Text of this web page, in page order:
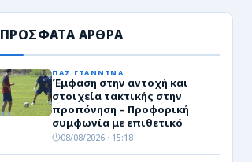
ΠΡΟΣΦΑΤΑ ΑΡΘΡΑ
ΠΑΣ ΓΙΑΝΝΙΝΑ
Έμφαση στην αντοχή και
στοιχεία τακτικής στην
προπόνηση – Προφορική
συμφωνία με επιθετικό
08/08/2026 · 15:18